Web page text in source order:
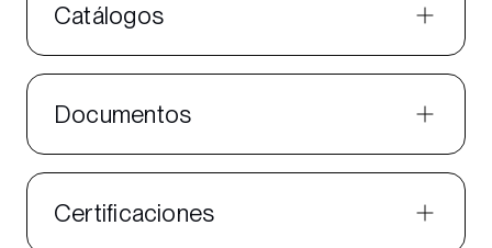
Catálogos
Documentos
Certificaciones